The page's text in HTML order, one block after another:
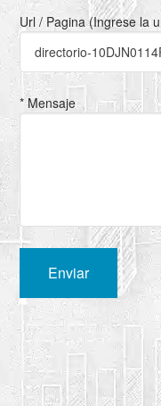
Url / Pagina (Ingrese la
* Mensaje
Enviar